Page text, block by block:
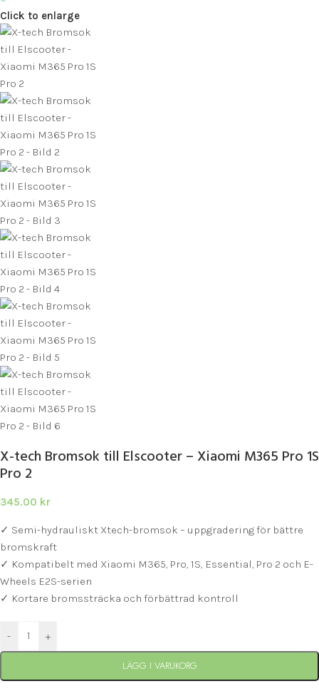
Click to enlarge
X-tech Bromsok till Elscooter – Xiaomi M365 Pro 1S
Pro 2
345.00 kr
✓ Semi-hydrauliskt Xtech-bromsok – uppgradering för bättre
bromskraft
✓ Kompatibelt med Xiaomi M365, Pro, 1S, Essential, Pro 2 och E-
Wheels E2S-serien
✓ Kortare bromssträcka och förbättrad kontroll
- +
LÄGG I VARUKORG